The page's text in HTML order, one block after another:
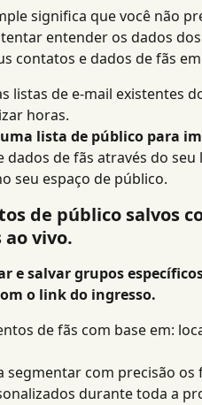
significa que você não
entender os dados dos
contatos e dados de fãs
listas de e-mail existentes
horas.
lista de público para
de fãs através do seu
seu espaço de público.
de público salvos
vivo.
e salvar grupos
o link do ingresso.
de fãs com base em:
com precisão os
durante toda a